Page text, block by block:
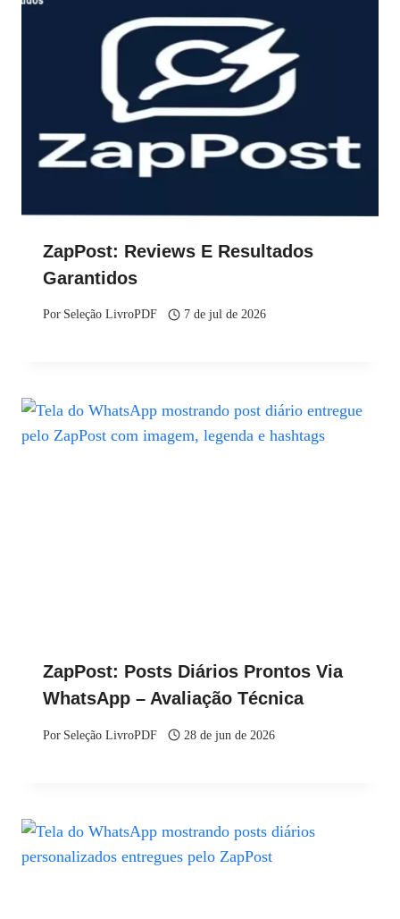
ZapPost: Reviews E Resultados
Garantidos
Por Seleção LivroPDF 7 de jul de 2026
ZapPost: Posts Diários Prontos Via
WhatsApp – Avaliação Técnica
Por Seleção LivroPDF 28 de jun de 2026